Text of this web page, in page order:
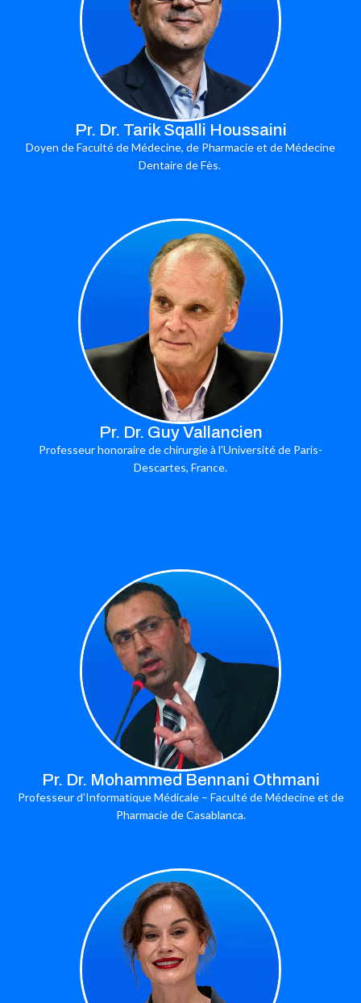
Pr. Dr. Tarik Sqalli Houssaini
Doyen de Faculté de Médecine, de Pharmacie et de Médecine
Dentaire de Fès.
Pr. Dr. Guy Vallancien
Professeur honoraire de chirurgie à l’Université de Paris-
Descartes, France.
Pr. Dr. Mohammed Bennani Othmani
Professeur d’Informatique Médicale – Faculté de Médecine et de
Pharmacie de Casablanca.